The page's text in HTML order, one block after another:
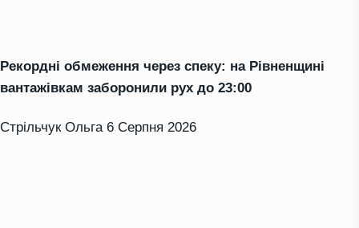
Рекордні обмеження через спеку: на Рівненщині
вантажівкам заборонили рух до 23:00
Стрільчук Ольга 6 Серпня 2026